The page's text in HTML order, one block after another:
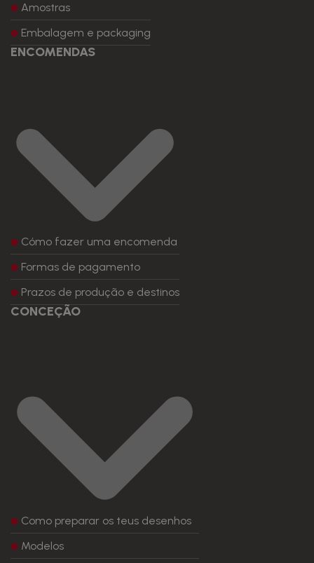
Amostras
Embalagem e packaging
ENCOMENDAS
Cómo fazer uma encomenda
Formas de pagamento
Prazos de produção e destinos
CONCEÇÃO
Como preparar os teus desenhos
Modelos